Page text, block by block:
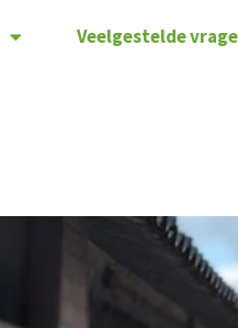
Veelgestelde